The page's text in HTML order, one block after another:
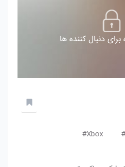
دنبال کننده ها
Xbox#